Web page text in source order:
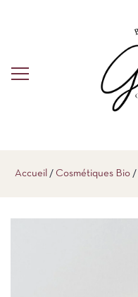
Accueil Cosmétiques Bio